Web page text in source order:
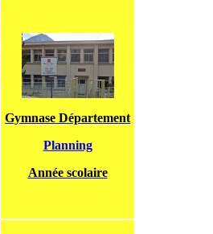
Gymnase Département
Planning
Année scolaire